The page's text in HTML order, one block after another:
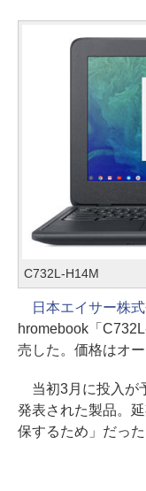
C732L-H14M
日本エイサー株
hromebook「
売した。価格はオー
当初3月に投入が
発表された製品。
保するため」だった